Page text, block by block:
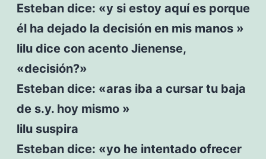
Esteban dice: «y si estoy aquí es porque
él ha dejado la decisión en mis manos »
lilu dice con acento Jienense,
«decisión?»
Esteban dice: «aras iba a cursar tu baja
de s.y. hoy mismo »
lilu suspira
Esteban dice: «yo he intentado ofrecer